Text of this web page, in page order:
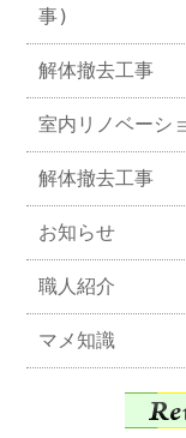
事)
解体撤去工事
室内リノベーシ
解体撤去工事
お知らせ
職人紹介
マメ知識